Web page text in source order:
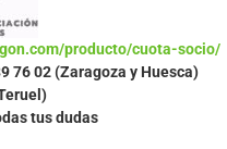
producto/cuota-socio/
76 02 (Zaragoza y Huesca)
tus dudas